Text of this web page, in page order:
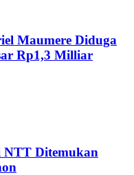
Maumere Diduga
Rp1,3 Milliar
NTT Ditemukan